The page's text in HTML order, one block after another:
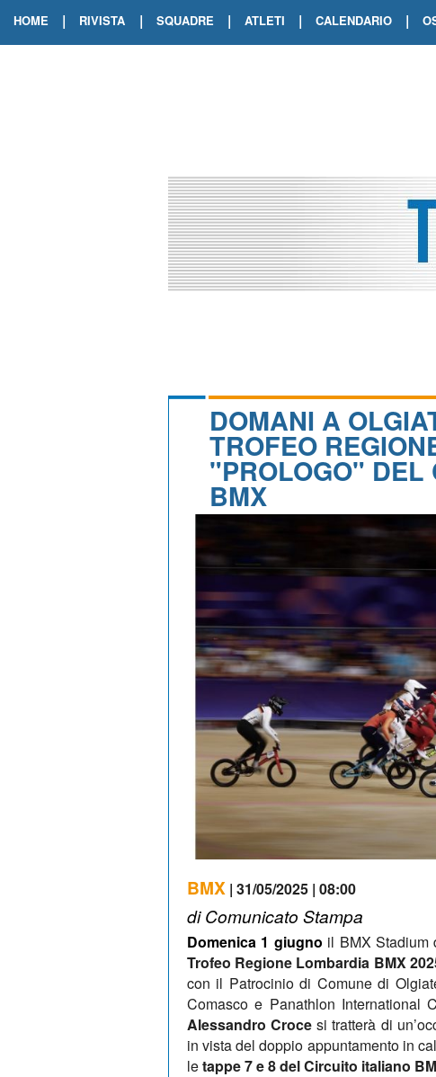
HOME | RIVISTA | SQUADRE | ATLETI | CALENDARIO |
DOMANI A
TROFEO
"PROLOGO" DEL
BMX
BMX | 31/05/2025 | 08:00
di Comunicato Stampa
Domenica 1 giugno il BMX Stadium
Trofeo Regione Lombardia BMX
con il Patrocinio di Comune di
Comasco e Panathlon International
Alessandro Croce si tratterà di
in vista del doppio appuntamento in
letappe 7 e 8 del Circuito italiano